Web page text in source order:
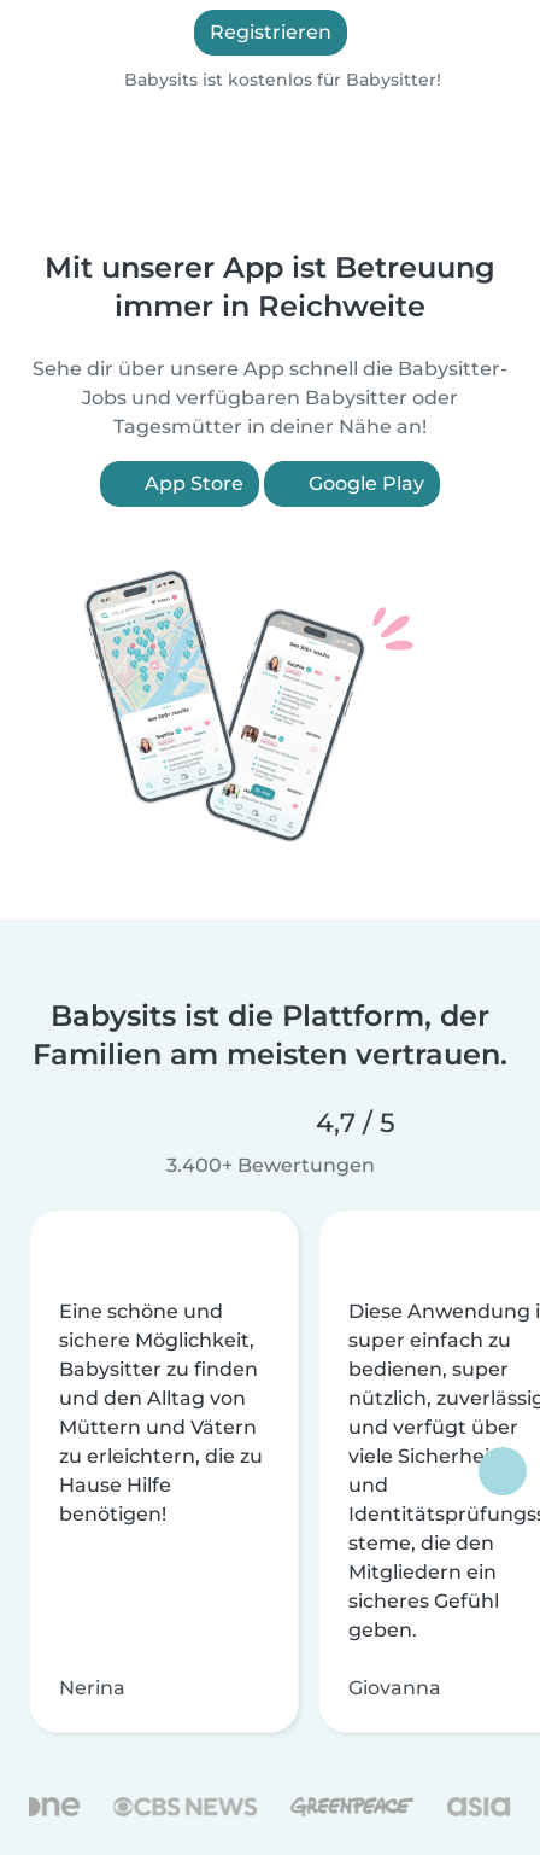
Registrieren
Babysits ist kostenlos für Babysitter!
Mit unserer App ist Betreuung
immer in Reichweite
Sehe dir über unsere App schnell die Babysitter-
Jobs und verfügbaren Babysitter oder
Tagesmütter in deiner Nähe an!
App Store Google Play
Babysits ist die Plattform, der
Familien am meisten vertrauen.
4,7 / 5
3.400+ Bewertungen
Eine schöne und
sichere Möglichkeit,
Babysitter zu finden
und den Alltag von
Müttern und Vätern
zu erleichtern, die zu
Hause Hilfe
benötigen!
Nerina
Diese Anwendung
super einfach zu
bedienen, super
nützlich,
und verfügt über
viele Sicherheits-
und
steme, die den
Mitgliedern ein
sicheres Gefühl
geben.
Giovanna